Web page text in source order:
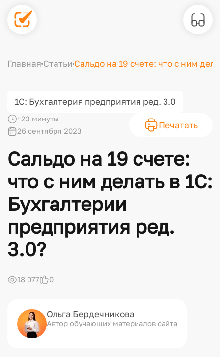
Главная Статьи Сальдо на 19 счете: что с ним
1С: Бухгалтерия предприятия ред. 3.0
~23 минуты
26 сентября 2023
Печатать
Сальдо на 19 счете:
что с ним делать в 1С:
Бухгалтерии
предприятия ред.
3.0?
18 077 0
Ольга Бердечникова
Автор обучающих материалов сайта